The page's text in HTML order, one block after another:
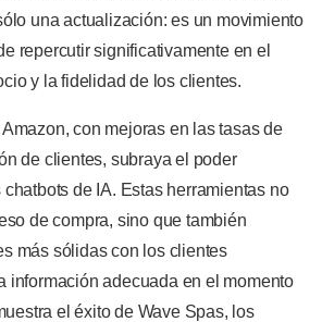
una actualización: es un movimiento
repercutir significativamente en el
y la fidelidad de los clientes.
con mejoras en las tasas de
de clientes, subraya el poder
de IA. Estas herramientas no
de compra, sino que también
más sólidas con los clientes
información adecuada en el momento
el éxito de Wave Spas, los